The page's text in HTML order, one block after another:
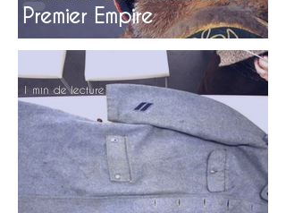
Premier Empire
1 min de lecture